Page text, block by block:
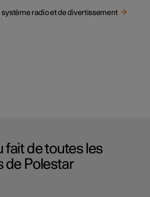
radio et de divertissement
fait de toutes les
de Polestar